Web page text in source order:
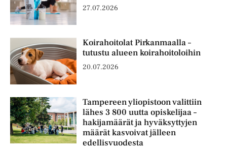
27.07.2026
Koirahoitolat Pirkanmaalla –
tutustu alueen koirahoitoloihin
20.07.2026
Tampereen yliopistoon valittiin
lähes 3 800 uutta opiskelijaa –
hakijamäärät ja hyväksyttyjen
määrät kasvoivat jälleen
edellisvuodesta